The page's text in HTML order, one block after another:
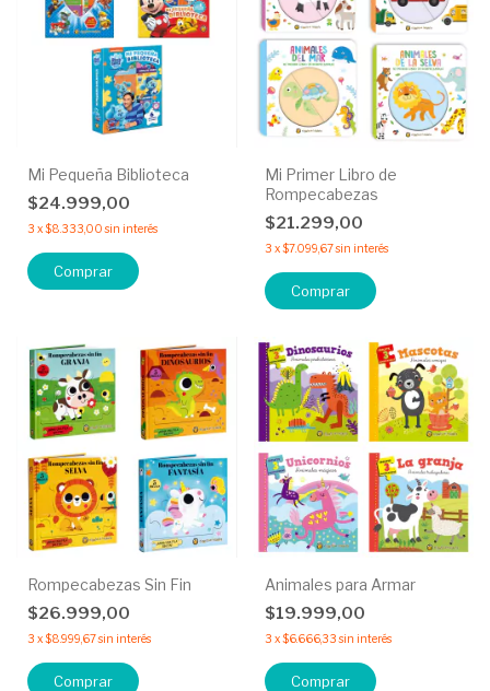
Mi Pequeña Biblioteca
$24.999,00
3 x$8.333,00 sin interés
Comprar
Mi Primer Libro de
Rompecabezas
$21.299,00
3 x$7.099,67sin interés
Comprar
Rompecabezas Sin Fin
$26.999,00
3 x$8.999,67sin interés
Comprar
Animales para Armar
$19.999,00
3 x$6.666,33 sin interés
Comprar